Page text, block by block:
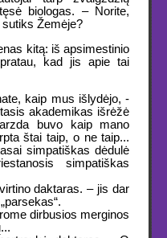
biologas. – Norite,
Žemėje?
kitą: iš apsimestinio
kad jis apie tai
kaip mus išlydėjo, -
akademikas išrėžė
buvo kaip mano
štai taip, o ne taip...
simpatiškas dėdulė
simpatiškas
daktaras. – jis dar
dirbusios merginos